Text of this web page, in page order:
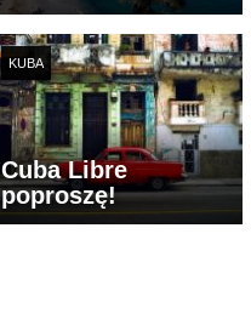
KUBA
Cuba Libre
poproszę!